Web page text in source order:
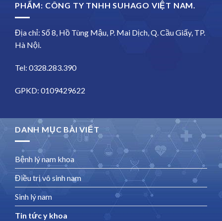
PHẨM: CÔNG TY TNHH SUHAGO VIỆT NAM.
Địa chỉ: Số 8, Hồ Tùng Mậu, P. Mai Dịch, Q. Cầu Giấy, TP.
Hà Nội.
Tel: 0328.283.390
GPKD: 0109429622
DANH MỤC BÀI VIẾT
Bệnh lý nam khoa
Điều trị vô sinh nam
Sinh lý nam
Tin tức y khoa